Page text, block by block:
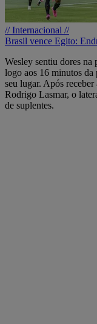
// Internacional //
Brasil vence Egito:
Wesley sentiu dores na
logo aos 16 minutos
seu lugar. Após
Rodrigo Lasmar, o
de suplentes.